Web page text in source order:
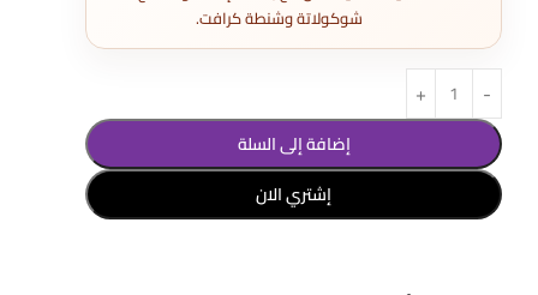
شوكولاتة وشنطة كرافت.
إضافة إلى السلة
إشتري الان